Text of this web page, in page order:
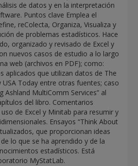
de datos y en la interpretación
Puntos clave Emplea el
reColecta, Organiza, Visualiza y
de problemas estadísticos. Hace
organizado y revisado de Excel y
nuevos casos de estudio a lo largo
web (archivos en PDF); como:
aplicados que utilizan datos de The
USA Today entre otras fuentes; caso
Ashland MultiComm Services” al
del libro. Comentarios
de Excel y Minitab para resumir y
Ensayos “Think About
que proporcionan ideas
lo que se ha aprendido y de la
estadísticos. Está
MyStatLab.